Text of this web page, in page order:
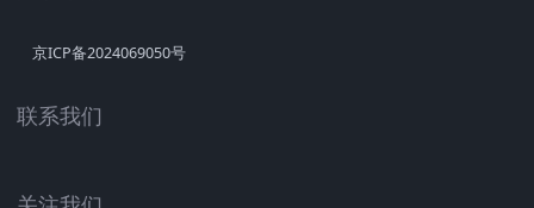
京ICP备2024069050号
联系我们